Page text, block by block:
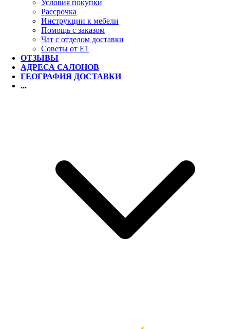
Условия покупки
Рассрочка
Инструкции к мебели
Помощь с заказом
Чат с отделом доставки
Советы от Е1
ОТЗЫВЫ
АДРЕСА САЛОНОВ
ГЕОГРАФИЯ ДОСТАВКИ
...